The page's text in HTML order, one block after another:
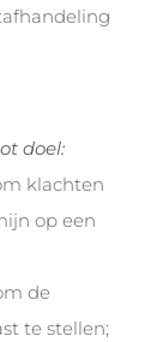
doel:
klachten
op een
de
te stellen;